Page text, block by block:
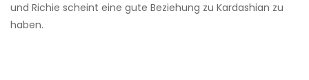
und Richie scheint eine gute Beziehung zu Kardashian zu
haben.